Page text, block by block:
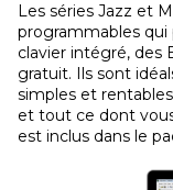
Les séries Jazz et
programmables
clavier intégré, des
gratuit. Ils sont
simples et
et tout ce dont
est inclus dans le